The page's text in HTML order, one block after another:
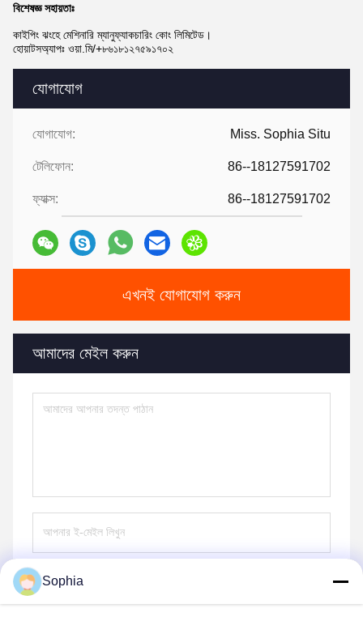
যোগাযোগ
যোগাযোগ: Miss. Sophia Situ
টেলিফোন: 86--18127591702
ফ্যাক্স: 86--18127591702
এখনই যোগাযোগ করুন
আমাদের মেইল ​​করুন
বিশেষজ্ঞ সহায়তাঃ
কাইপিং ঝংহে মেশিনারি ম্যানুফ্যাকচারিং কোং লিমিটেড।
হোয়াটসঅ্যাপঃ ওয়া.মি/+৮৬১৮১২৭৫৯১৭০২
Sophia